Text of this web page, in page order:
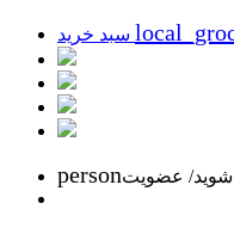
personشوید/ عضویت